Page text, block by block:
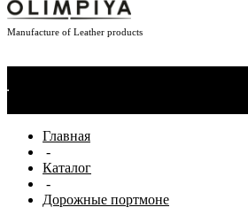
Manufacture of Leather products
Главная
-
Каталог
-
Дорожные портмоне